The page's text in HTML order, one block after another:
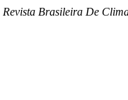
Revista Brasileira De